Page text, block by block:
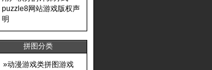
puzzle8网站游戏版权声
明
拼图分类
»动漫游戏类拼图游戏